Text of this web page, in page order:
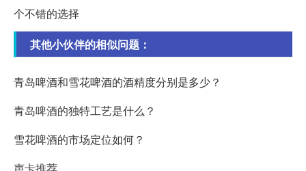
个不错的选择
其他小伙伴的相似问题：
青岛啤酒和雪花啤酒的酒精度分别是多少？
青岛啤酒的独特工艺是什么？
雪花啤酒的市场定位如何？